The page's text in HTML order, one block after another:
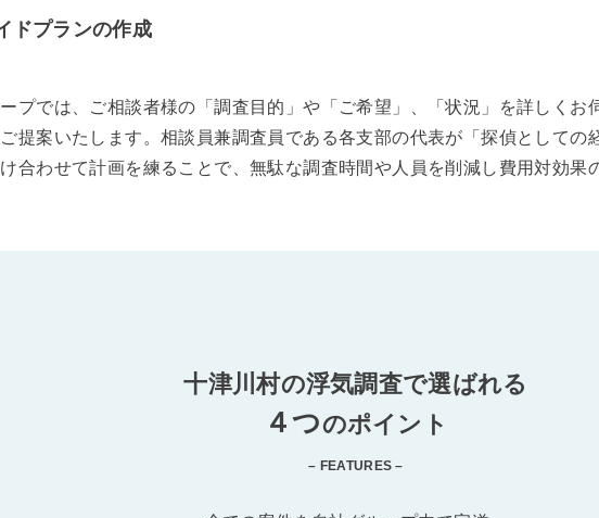
ドプランの作成
プでは、ご相談者様の「調査目的」や「ご希望」、「状況」を詳しくお
提案いたします。相談員兼調査員である各支部の代表が「探偵としての
合わせて計画を練ることで、無駄な調査時間や人員を削減し費用対効果
十津川村の浮気調査で選ばれる
４つのポイント
– FEATURES –